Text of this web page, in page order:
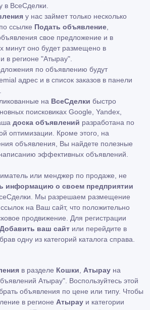
в ВсеСделки.
у нас займет только несколько
ссылке Подать объявление
свое предложение и в
минут оно будет размещено в
в регионе "Атырау".
по объявлению будут
адрес и в список заказов в панели
на ВсеСделки быстро
поисковиках Google, Yandex,
доска объявлений разработана по
оптимизации. Кроме этого, на
объявления, Вы найдете полезные
эффективных объявлений.
или менджер по продаже, не
информацию о своем предприятии
Мы разрешаем размещение
на Ваш сайт, что положительно
продвижение. Для регистрации
Добавить ваш сайт или перейдите в
одну из категорий каталога справа.
в разделе Кошки Атырау на
Атырау". Воспользуйтесь этой
объявления по цене или типу. Чтобы
в регионе Атырау и категории